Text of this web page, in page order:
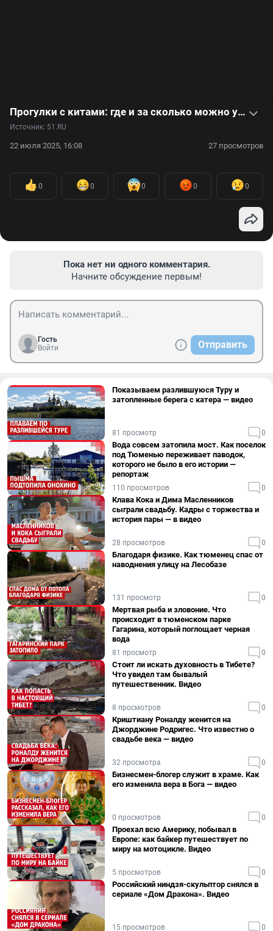
Прогулки с китами: где и за сколько можно увидеть этих гигантов в Мурманской области— видео
Источник: 51.RU
22 июля 2025, 16:08 27 просмотров
0 0 0 0 0
Пока нет ни одного комментария.
Начните обсуждение первым!
Гость
Войти
Отправить
Показываем разлившуюся Туру и
затопленные берега с катера — видео
81 просмотр 0
Вода совсем затопила мост. Как поселок
под Тюменью переживает паводок,
которого не было в его истории —
репортаж
110 просмотров 0
Клава Кока и Дима Масленников
сыграли свадьбу. Кадры с торжества и
история пары — в видео
28 просмотров 0
Благодаря физике. Как тюменец спас от
наводнения улицу на Лесобазе
131 просмотр 0
Мертвая рыба и зловоние. Что
происходит в тюменском парке
Гагарина, который поглощает черная
вода
81 просмотр 0
Стоит ли искать духовность в Тибете?
Что увидел там бывалый
путешественник. Видео
8 просмотров 0
Криштиану Роналду женится на
Джорджине Родригес. Что известно о
свадьбе века — видео
32 просмотра 0
Бизнесмен-блогер служит в храме. Как
его изменила вера в Бога — видео
0 просмотров 0
Проехал всю Америку, побывал в
Европе: как байкер путешествует по
миру на мотоцикле. Видео
5 просмотров 0
Российский ниндзя-скульптор снялся в
сериале «Дом Дракона». Видео
15 просмотров 0